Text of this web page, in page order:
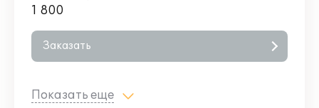
1 800
Заказать
Показать еще